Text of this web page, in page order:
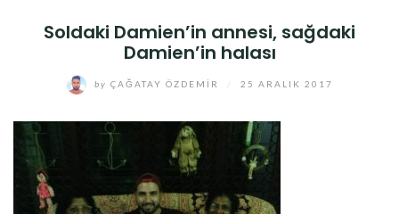
Soldaki Damien’in annesi, sağdaki
Damien’in halası
by ÇAĞATAY ÖZDEMIR 25 ARALIK 2017